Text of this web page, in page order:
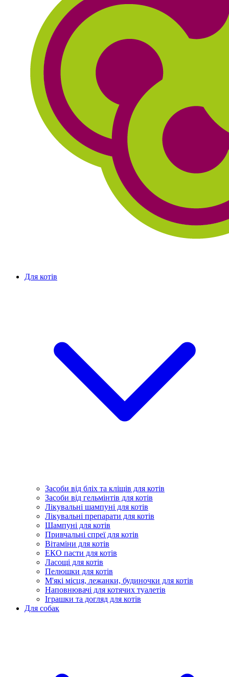
Для котів
Засоби від бліх та кліщів для котів
Засоби від гельмінтів для котів
Лікувальні шампуні для котів
Лікувальні препарати для котів
Шампуні для котів
Привчальні спреї для котів
Вітаміни для котів
ЕКО пасти для котів
Ласощі для котів
Пелюшки для котів
М'які місця, лежанки, будиночки для котів
Наповнювачі для котячих туалетів
Іграшки та догляд для котів
Для собак